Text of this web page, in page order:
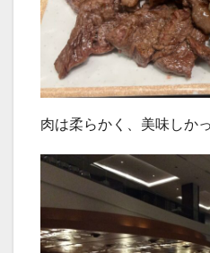
肉は柔らかく、美味しか